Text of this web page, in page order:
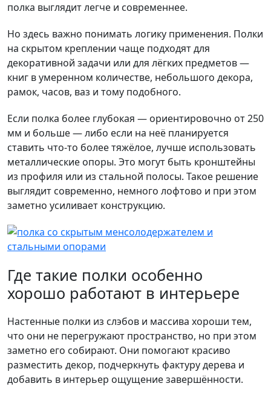
полка выглядит легче и современнее.
Но здесь важно понимать логику применения. Полки
на скрытом креплении чаще подходят для
декоративной задачи или для лёгких предметов —
книг в умеренном количестве, небольшого декора,
рамок, часов, ваз и тому подобного.
Если полка более глубокая — ориентировочно от 250
мм и больше — либо если на неё планируется
ставить что-то более тяжёлое, лучше использовать
металлические опоры. Это могут быть кронштейны
из профиля или из стальной полосы. Такое решение
выглядит современно, немного лофтово и при этом
заметно усиливает конструкцию.
Где такие полки особенно
хорошо работают в интерьере
Настенные полки из слэбов и массива хороши тем,
что они не перегружают пространство, но при этом
заметно его собирают. Они помогают красиво
разместить декор, подчеркнуть фактуру дерева и
добавить в интерьер ощущение завершённости.